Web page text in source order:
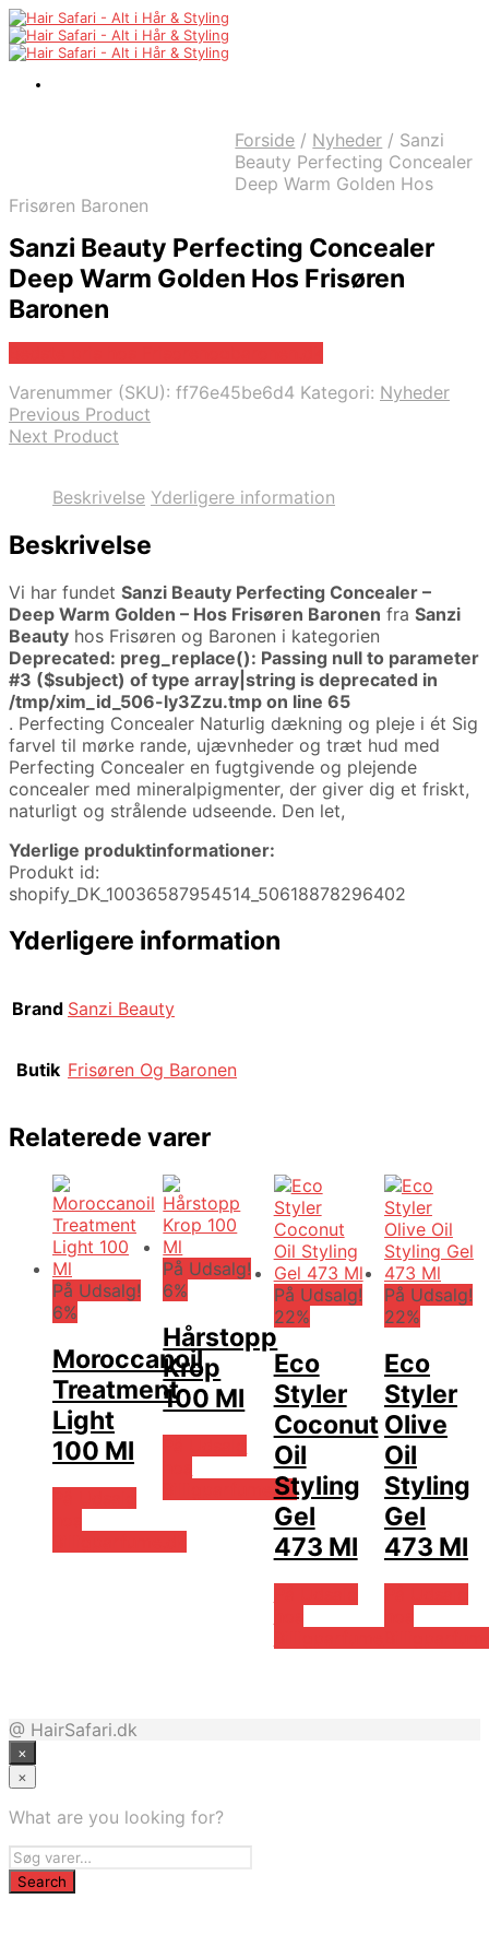
Forside / Nyheder / Sanzi
Beauty Perfecting Concealer
Deep Warm Golden Hos
Frisøren Baronen
Sanzi Beauty Perfecting Concealer
Deep Warm Golden Hos Frisøren
Baronen
Varenummer (SKU): ff76e45be6d4 Kategori: Nyheder
Previous Product
Next Product
Beskrivelse Yderligere information
Beskrivelse
Vi har fundet Sanzi Beauty Perfecting Concealer –
Deep Warm Golden – Hos Frisøren Baronen fra Sanzi
Beauty hos Frisøren og Baronen i kategorien
Deprecated: preg_replace(): Passing null to parameter
#3 ($subject) of type array|string is deprecated in
/tmp/xim_id_506-ly3Zzu.tmp on line 65
. Perfecting Concealer Naturlig dækning og pleje i ét Sig
farvel til mørke rande, ujævnheder og træt hud med
Perfecting Concealer en fugtgivende og plejende
concealer med mineralpigmenter, der giver dig et friskt,
naturligt og strålende udseende. Den let,
Yderlige produktinformationer:
Produkt id:
shopify_DK_10036587954514_50618878296402
Yderligere information
Brand Sanzi Beauty
Butik Frisøren Og Baronen
Relaterede varer
På Udsalg!
6%
Moroccanoil
Treatment
Light
100 Ml
På Udsalg!
6%
Hårstopp
Krop
100 Ml
Billigparfume.dk
På Udsalg!
22%
Eco
Styler
Coconut
Oil
Styling
Gel
473 Ml
På Udsalg!
22%
Eco
Styler
Olive
Oil
Styling
Gel
473 Ml
@ HairSafari.dk
×
×
What are you looking for?